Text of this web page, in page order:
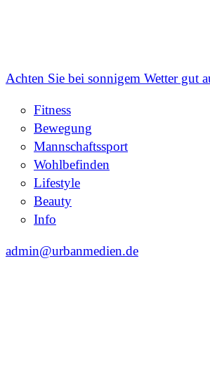
Achten Sie bei sonnigem Wetter gut
Fitness
Bewegung
Mannschaftssport
Wohlbefinden
Lifestyle
Beauty
Info
admin@urbanmedien.de